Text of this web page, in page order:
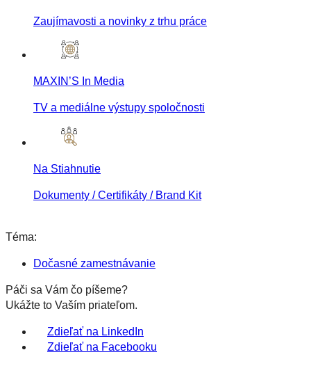
Zaujímavosti a novinky z trhu práce
MAXIN’S In Media
TV a mediálne výstupy spoločnosti
Na Stiahnutie
Dokumenty / Certifikáty / Brand Kit
Téma:
Dočasné zamestnávanie
Páči sa Vám čo píšeme?
Ukážte to Vaším priateľom.
Zdieľať na LinkedIn
Zdieľať na Facebooku